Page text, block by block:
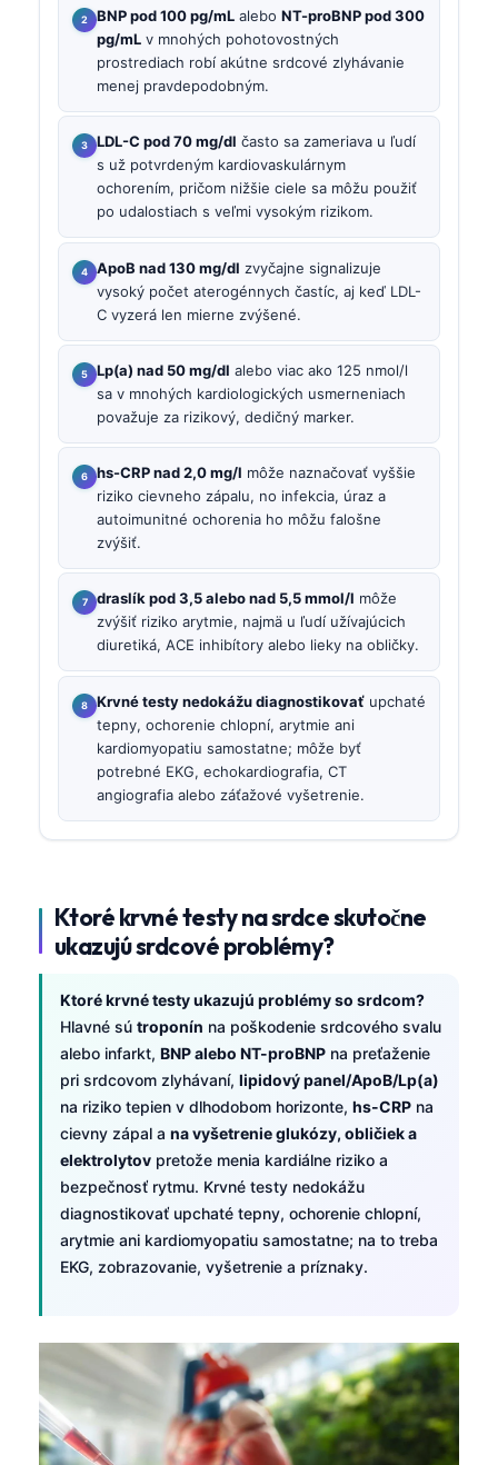
BNP pod 100 pg/mL alebo NT-proBNP pod 300
pg/mL v mnohých pohotovostných
prostrediach robí akútne srdcové zlyhávanie
menej pravdepodobným.
LDL-C pod 70 mg/dl často sa zameriava u ľudí
s už potvrdeným kardiovaskulárnym
ochorením, pričom nižšie ciele sa môžu použiť
po udalostiach s veľmi vysokým rizikom.
ApoB nad 130 mg/dl zvyčajne signalizuje
vysoký počet aterogénnych častíc, aj keď LDL-
C vyzerá len mierne zvýšené.
Lp(a) nad 50 mg/dl alebo viac ako 125 nmol/l
sa v mnohých kardiologických usmerneniach
považuje za rizikový, dedičný marker.
hs-CRP nad 2,0 mg/l môže naznačovať vyššie
riziko cievneho zápalu, no infekcia, úraz a
autoimunitné ochorenia ho môžu falošne
zvýšiť.
draslík pod 3,5 alebo nad 5,5 mmol/l môže
zvýšiť riziko arytmie, najmä u ľudí užívajúcich
diuretiká, ACE inhibítory alebo lieky na obličky.
Krvné testy nedokážu diagnostikovať upchaté
tepny, ochorenie chlopní, arytmie ani
kardiomyopatiu samostatne; môže byť
potrebné EKG, echokardiografia, CT
angiografia alebo záťažové vyšetrenie.
Ktoré krvné testy na srdce skutočne
ukazujú srdcové problémy?
Ktoré krvné testy ukazujú problémy so srdcom?
Hlavné sú troponín na poškodenie srdcového svalu
alebo infarkt, BNP alebo NT-proBNP na preťaženie
pri srdcovom zlyhávaní, lipidový panel/ApoB/Lp(a)
na riziko tepien v dlhodobom horizonte, hs-CRP na
cievny zápal a na vyšetrenie glukózy, obličiek a
elektrolytov pretože menia kardiálne riziko a
bezpečnosť rytmu. Krvné testy nedokážu
diagnostikovať upchaté tepny, ochorenie chlopní,
arytmie ani kardiomyopatiu samostatne; na to treba
EKG, zobrazovanie, vyšetrenie a príznaky.